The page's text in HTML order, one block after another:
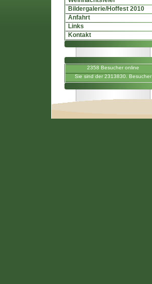
Bildergalerie/Hoffest 2010
Anfahrt
Links
Kontakt
2358 Besucher online
Sie sind der 2313830. Besucher